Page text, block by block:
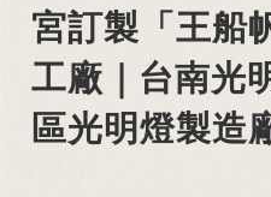
宮訂製「王船
工廠｜台南光
區光明燈製造